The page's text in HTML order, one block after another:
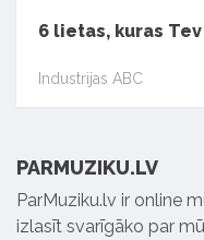
6 lietas, kuras
Industrijas ABC
PARMUZIKU.LV
ParMuziku.lv ir online
izlasīt svarīgāko par